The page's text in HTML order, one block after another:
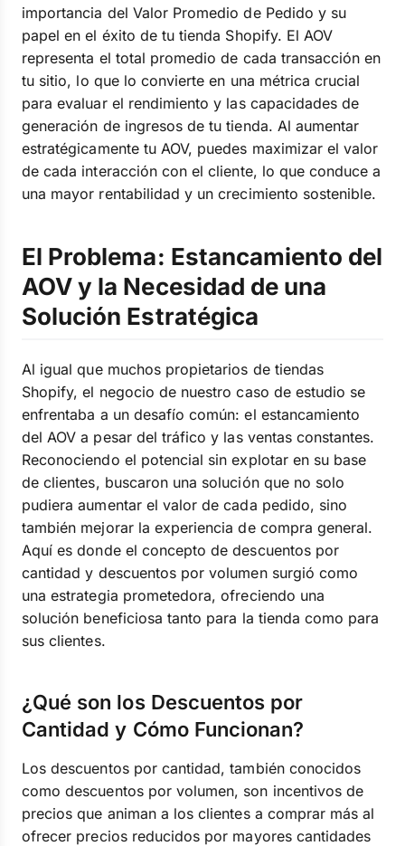
importancia del Valor Promedio de Pedido y su
papel en el éxito de tu tienda Shopify. El AOV
representa el total promedio de cada transacción en
tu sitio, lo que lo convierte en una métrica crucial
para evaluar el rendimiento y las capacidades de
generación de ingresos de tu tienda. Al aumentar
estratégicamente tu AOV, puedes maximizar el valor
de cada interacción con el cliente, lo que conduce a
una mayor rentabilidad y un crecimiento sostenible.
El Problema: Estancamiento del
AOV y la Necesidad de una
Solución Estratégica
Al igual que muchos propietarios de tiendas
Shopify, el negocio de nuestro caso de estudio se
enfrentaba a un desafío común: el estancamiento
del AOV a pesar del tráfico y las ventas constantes.
Reconociendo el potencial sin explotar en su base
de clientes, buscaron una solución que no solo
pudiera aumentar el valor de cada pedido, sino
también mejorar la experiencia de compra general.
Aquí es donde el concepto de descuentos por
cantidad y descuentos por volumen surgió como
una estrategia prometedora, ofreciendo una
solución beneficiosa tanto para la tienda como para
sus clientes.
¿Qué son los Descuentos por
Cantidad y Cómo Funcionan?
Los descuentos por cantidad, también conocidos
como descuentos por volumen, son incentivos de
precios que animan a los clientes a comprar más al
ofrecer precios reducidos por mayores cantidades